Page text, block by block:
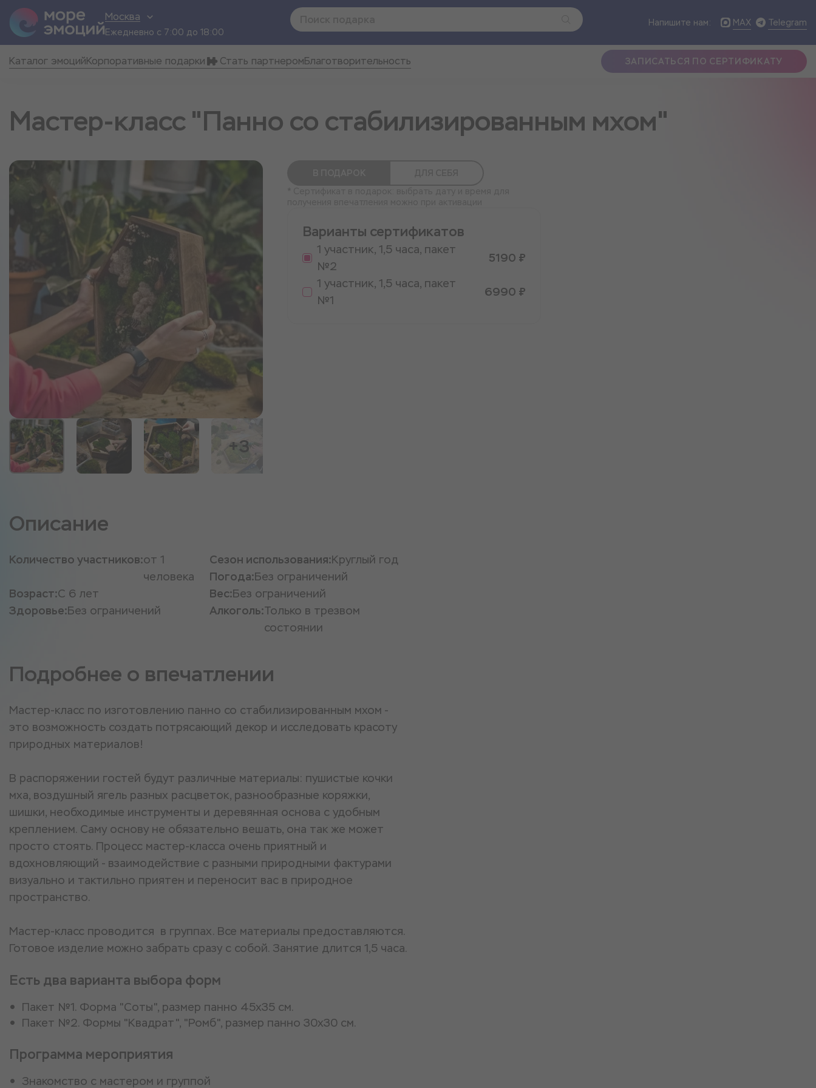
Москва
Ежедневно с 7:00 до 18:00
Напишите нам: MAX Telegram
Каталог эмоцийКорпоративные подарки Стать партнеромБлаготворительность ЗАПИСАТЬСЯ ПО СЕРТИФИКАТУ
Мастер-класс "Панно со стабилизированным мхом"
+3
Варианты сертификатов
1 участник, 1,5 часа, пакет
№2
5190 ₽
1 участник, 1,5 часа, пакет
№1
6990 ₽
Описание
Количество участников:от 1
человека
Возраст:С 6 лет
Здоровье:Без ограничений
Сезон использования:Круглый год
Погода:Без ограничений
Вес:Без ограничений
Алкоголь:Только в трезвом
состоянии
Подробнее о впечатлении
Мастер-класс по изготовлению панно со стабилизированным мхом -
это возможность создать потрясающий декор и исследовать красоту
природных материалов!
В распоряжении гостей будут различные материалы: пушистые кочки
мха, воздушный ягель разных расцветок, разнообразные коряжки,
шишки, необходимые инструменты и деревянная основа с удобным
креплением. Саму основу не обязательно вешать, она так же может
просто стоять. Процесс мастер-класса очень приятный и
вдохновляющий - взаимодействие с разными природными фактурами
визуально и тактильно приятен и переносит вас в природное
пространство.
Мастер-класс проводится в группах. Все материалы предоставляются.
Готовое изделие можно забрать сразу с собой. Занятие длится 1,5 часа.
Есть два варианта выбора форм
Пакет №1. Форма "Соты", размер панно 45х35 см.
Пакет №2. Формы "Квадрат", "Ромб", размер панно 30х30 см.
Программа мероприятия
Знакомство с мастером и группой